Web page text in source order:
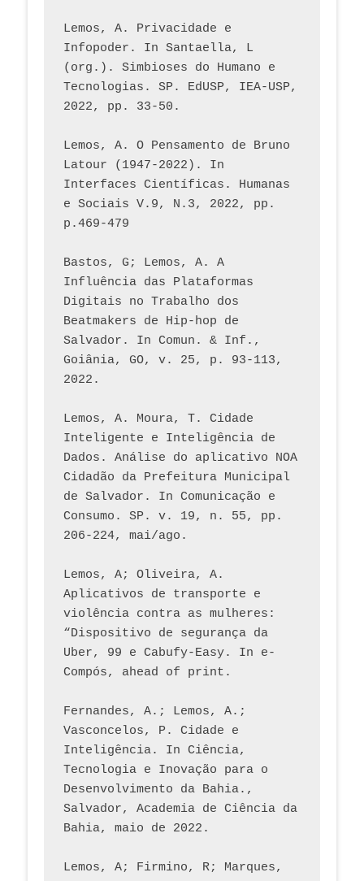
Lemos, A. Privacidade e
Infopoder. In Santaella, L
(org.). Simbioses do Humano e
Tecnologias. SP. EdUSP, IEA-USP,
2022, pp. 33-50.
Lemos, A. O Pensamento de Bruno
Latour (1947-2022). In
Interfaces Científicas. Humanas
e Sociais V.9, N.3, 2022, pp.
p.469-479
Bastos, G; Lemos, A. A
Influência das Plataformas
Digitais no Trabalho dos
Beatmakers de Hip-hop de
Salvador. In Comun. & Inf.,
Goiânia, GO, v. 25, p. 93-113,
2022.
Lemos, A. Moura, T. Cidade
Inteligente e Inteligência de
Dados. Análise do aplicativo NOA
Cidadão da Prefeitura Municipal
de Salvador. In Comunicação e
Consumo. SP. v. 19, n. 55, pp.
206-224, mai/ago.
Lemos, A; Oliveira, A.
Aplicativos de transporte e
violência contra as mulheres:
“Dispositivo de segurança da
Uber, 99 e Cabufy-Easy. In e-
Compós, ahead of print.
Fernandes, A.; Lemos, A.;
Vasconcelos, P. Cidade e
Inteligência. In Ciência,
Tecnologia e Inovação para o
Desenvolvimento da Bahia.,
Salvador, Academia de Ciência da
Bahia, maio de 2022.
Lemos, A; Firmino, R; Marques,